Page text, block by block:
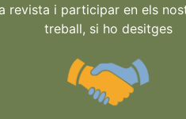
revista i participar en els
treball, si ho desitges